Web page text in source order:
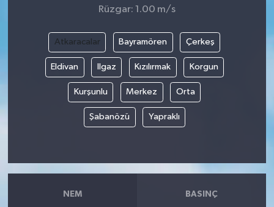
Rüzgar: 1.00 m/s
Atkaracalar Bayramören Çerkeş
Eldivan Ilgaz Kızılırmak Korgun
Kurşunlu Merkez Orta
Şabanözü Yapraklı
NEM BASINÇ